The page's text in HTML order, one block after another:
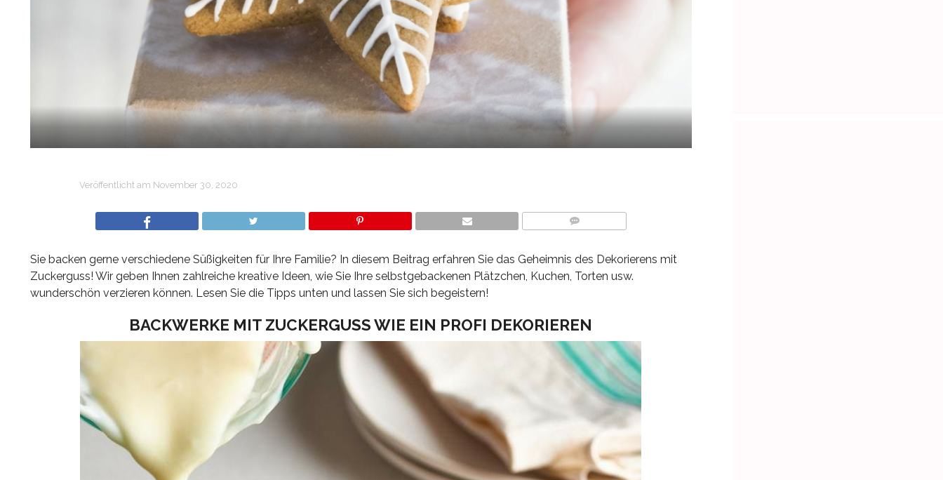
Veröffentlicht am November 30, 2020
Sie backen gerne verschiedene Süßigkeiten für Ihre Familie? In diesem Beitrag erfahren Sie das Geheimnis des Dekorierens mit
Zuckerguss! Wir geben Ihnen zahlreiche kreative Ideen, wie Sie Ihre selbstgebackenen Plätzchen, Kuchen, Torten usw.
wunderschön verzieren können. Lesen Sie die Tipps unten und lassen Sie sich begeistern!
BACKWERKE MIT ZUCKERGUSS WIE EIN PROFI DEKORIEREN